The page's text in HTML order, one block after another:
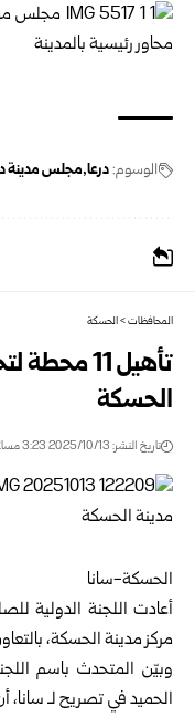
الوسوم:درعا مجلس مدينة
المحافظات>الحسكة
تأهيل 11
الحسكة
تاريخ النشر: 2025/10/13 3:23 مساءً
الحسكة-سانا
مركز مدينةالحسكة،
وبيّن المتحدث باسم
الحميد في تصريح لـ سانا،